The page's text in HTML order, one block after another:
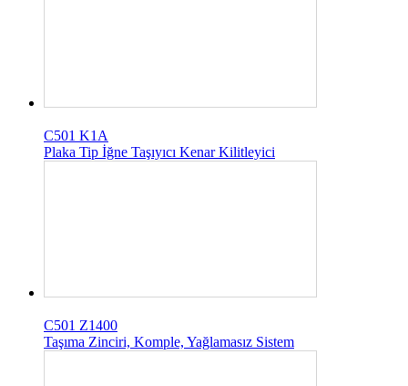
C501 K1A
Plaka Tip İğne Taşıyıcı Kenar Kilitleyici
C501 Z1400
Taşıma Zinciri, Komple, Yağlamasız Sistem